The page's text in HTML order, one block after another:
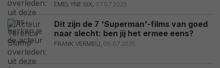
EMELYNE SIX, 07.07.2025
Dit zijn de 7 'Superman'-films van goed
naar slecht: ben jij het ermee eens?
FRANK VERMEIJ, 06.07.2025